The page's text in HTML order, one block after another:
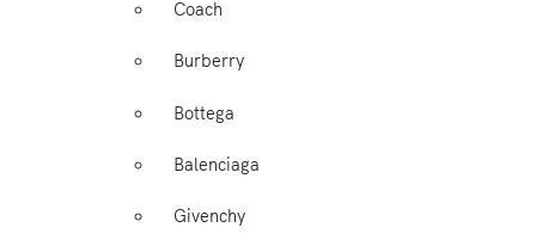
Coach
Burberry
Bottega
Balenciaga
Givenchy